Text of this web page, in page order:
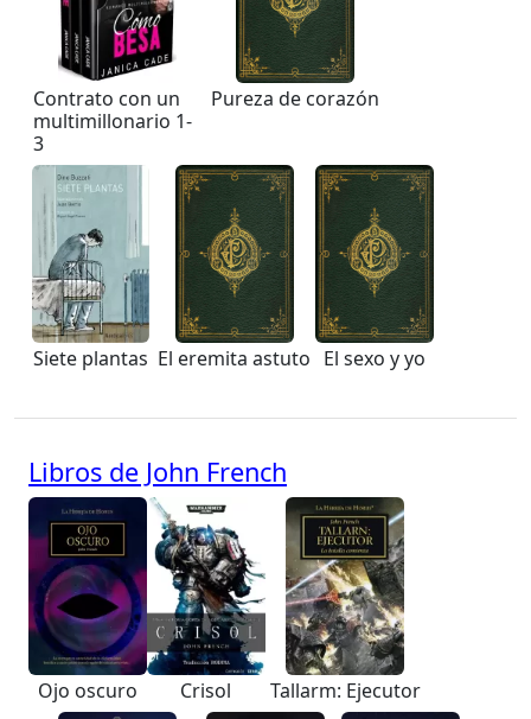
Contrato con un
multimillonario 1-
3
Pureza de corazón
Siete plantas El eremita astuto El sexo y yo
Libros de John French
Ojo oscuro Crisol Tallarm: Ejecutor